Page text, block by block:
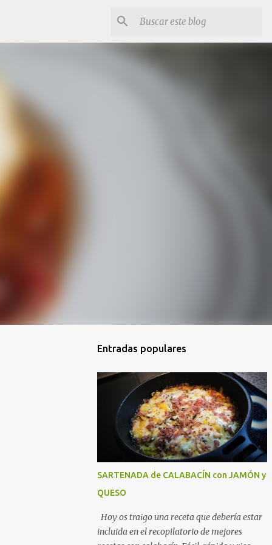
Entradas populares
SARTENADA de CALABACÍN con JAMÓN y
QUESO
Hoy os traigo una receta que debería estar
incluida en el recopilatorio de mejores